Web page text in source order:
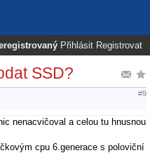
Přihlásit Registrovat
SSD?
#9
nenacvičoval a celou tu hnusnou
cpu 6.generace s poloviční